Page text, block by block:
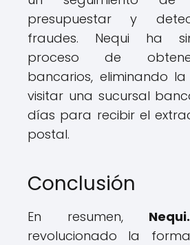
presupuestar y
fraudes. Nequi ha
proceso de
bancarios, eliminando
visitar una sucursal
días para recibir el
postal.
Conclusión
En resumen,
revolucionado la